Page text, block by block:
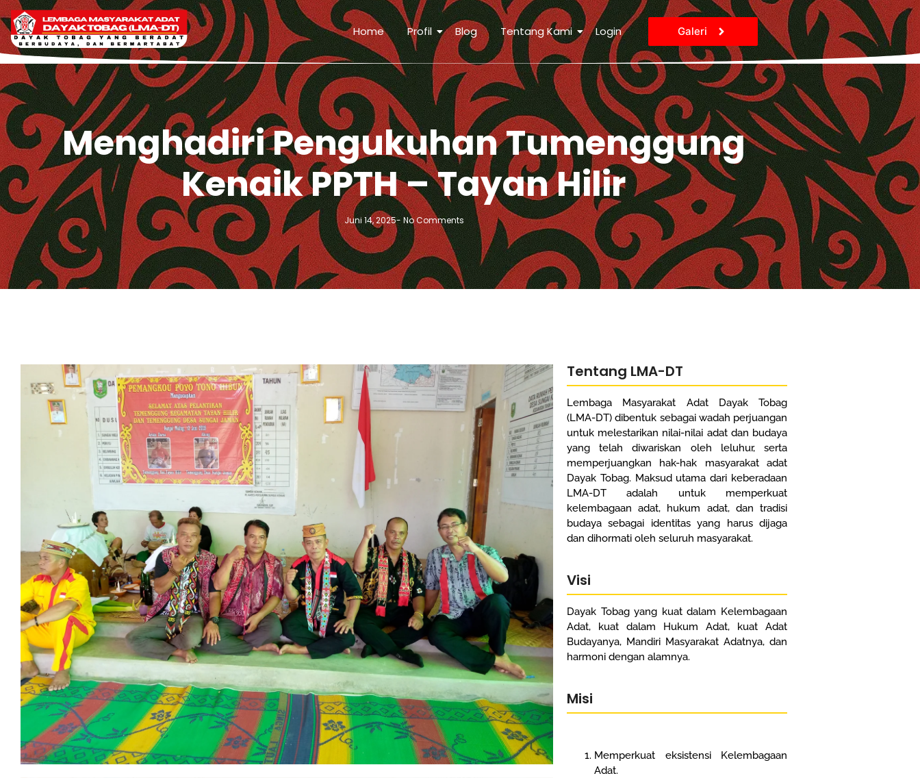
Home Profil Blog Tentang Kami Login Galeri
Menghadiri Pengukuhan Tumenggung
Kenaik PPTH – Tayan Hilir
Juni 14, 2025-No Comments
Tentang LMA-DT
Lembaga Masyarakat Adat Dayak Tobag
(LMA-DT) dibentuk sebagai wadah perjuangan
untuk melestarikan nilai-nilai adat dan budaya
yang telah diwariskan oleh leluhur, serta
memperjuangkan hak-hak masyarakat adat
Dayak Tobag. Maksud utama dari keberadaan
LMA-DT adalah untuk memperkuat
kelembagaan adat, hukum adat, dan tradisi
budaya sebagai identitas yang harus dijaga
dan dihormati oleh seluruh masyarakat.
Visi
Dayak Tobag yang kuat dalam Kelembagaan
Adat, kuat dalam Hukum Adat, kuat Adat
Budayanya, Mandiri Masyarakat Adatnya, dan
harmoni dengan alamnya.
Misi
Memperkuat eksistensi Kelembagaan
Adat.